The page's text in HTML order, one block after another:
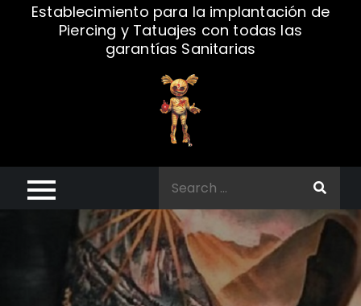
Establecimiento para la implantación de
Piercing y Tatuajes con todas las
garantías Sanitarias